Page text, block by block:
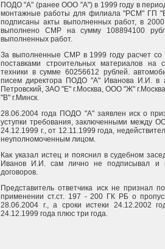
ПОДО "А" (ранее ООО "А") в 1999 году в
монтажные работы для филиала "РСМ" ГП
подписаны акты выполненных работ, в
выполнено СМР на сумму 108894100
выполненных работ.
За выполненные СМР в 1999 году расчет
поставками строительных материалов на
техники в сумме 60256612 рублей.
писем директора ПОДО "А" Иванова И.И. в
Петровский, ЗАО "Е" г.Москва, ООО "Ж"
"В" г.Минск.
28.06.2004 года ПОДО "А" заявлен иск о
уступки требования, заключенными между
24.12.1999 г., от 12.11.1999 года,
неуполномоченным лицом.
Как указал истец и пояснил в судебном
Иванов И.И. сам лично не подписывал и
договоров.
Представитель ответчика иск не признал
применении ст.ст. 197 - 200 ГК РБ о
28.06.2004 г., а сроки истеки 24.12.2002
24.12.1999 года плюс три года.